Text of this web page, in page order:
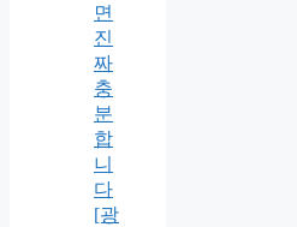
면
진
짜
충
분
합
니
다
[광